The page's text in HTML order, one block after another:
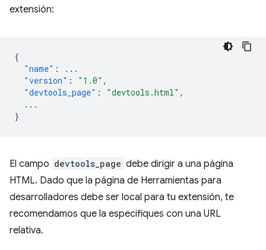
extensión:
{
"name" :
...
"version" : "1.0" ,
"devtools_page" : "devtools.html" ,
...
}
El campo devtools_page debe dirigir a una página
HTML. Dado que la página de Herramientas para
desarrolladores debe ser local para tu extensión, te
recomendamos que la especifiques con una URL
relativa.